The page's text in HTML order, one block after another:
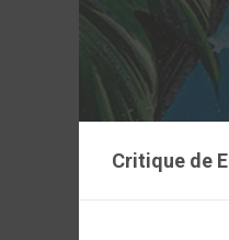
Critique de